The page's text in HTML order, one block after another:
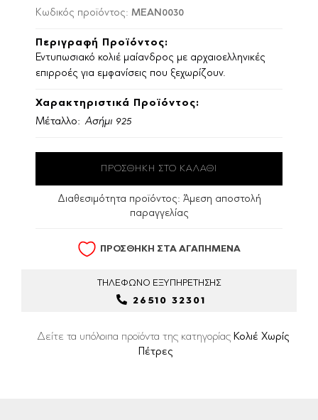
Κωδικός προϊόντος: MEAN0030
Περιγραφή Προϊόντος:
Εντυπωσιακό κολιέ μαίανδρος με αρχαιοελληνικές
επιρροές για εμφανίσεις που ξεχωρίζουν.
Χαρακτηριστικά Προϊόντος:
Μέταλλο: Ασήμι 925
Διαθεσιμότητα προϊόντος: Άμεση αποστολή
παραγγελίας
ΠΡΟΣΘΗΚΗ ΣΤΑ ΑΓΑΠΗΜΕΝΑ
ΤΗΛΕΦΩΝΟ ΕΞΥΠΗΡΕΤΗΣΗΣ
26510 32301
Δείτε τα υπόλοιπα προϊόντα της κατηγορίας Κολιέ Χωρίς
Πέτρες